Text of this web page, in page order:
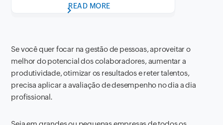
READ MORE
Se você quer focar na gestão de pessoas, aproveitar o
melhor do potencial dos colaboradores, aumentar a
produtividade, otimizar os resultados e reter talentos,
precisa aplicar a avaliação de desempenho no dia a dia
profissional.